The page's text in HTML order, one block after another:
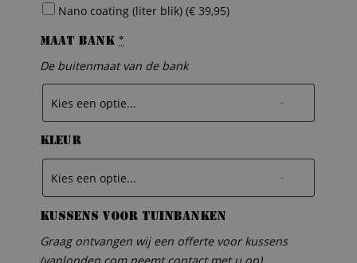
Nano coating (liter blik) (€ 39,95)
Maat bank *
De buitenmaat van de bank
Kleur
Kussens voor tuinbanken
Graag ontvangen wij een offerte voor kussens
(vanlonden.com neemt contact met u op)